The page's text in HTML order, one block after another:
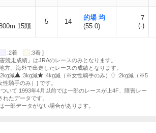
15頭
5 14
的場 均
(55.0)
7
(-)
:2着
:3着 ]
競走成績」はJRAのレースのみとなります。
、海外で出走したレースの成績となります。
減 :3kg減 :4kg減（※女性騎手のみ）
:2kg減（※5
騎手のみ）] です。
いて 1993年4月以前では一部のレースが上4F、障害レー
たデータです。
部データがない場合があります。